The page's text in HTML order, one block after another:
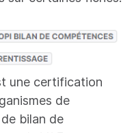
une certification
de
bilan de